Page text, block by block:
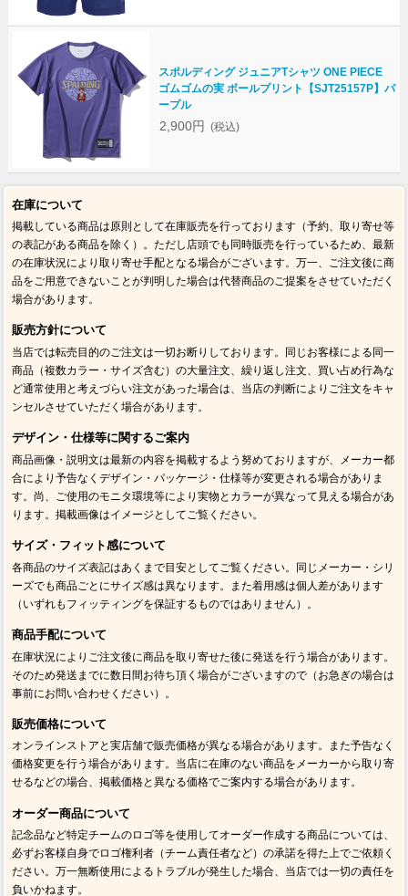
スポルディング ジュニアTシャツ ONE PIECE
ゴムゴムの実 ボールプリント【SJT25157P】パ
ープル
2,900円 (税込)
在庫について
掲載している商品は原則として在庫販売を行っております（予約、取り寄せ等
の表記がある商品を除く）。ただし店頭でも同時販売を行っているため、最新
の在庫状況により取り寄せ手配となる場合がございます。万一、ご注文後に商
品をご用意できないことが判明した場合は代替商品のご提案をさせていただく
場合があります。
販売方針について
当店では転売目的のご注文は一切お断りしております。同じお客様による同一
商品（複数カラー・サイズ含む）の大量注文、繰り返し注文、買い占め行為な
ど通常使用と考えづらい注文があった場合は、当店の判断によりご注文をキャ
ンセルさせていただく場合があります。
デザイン・仕様等に関するご案内
商品画像・説明文は最新の内容を掲載するよう努めておりますが、メーカー都
合により予告なくデザイン・パッケージ・仕様等が変更される場合がありま
す。尚、ご使用のモニタ環境等により実物とカラーが異なって見える場合があ
ります。掲載画像はイメージとしてご覧ください。
サイズ・フィット感について
各商品のサイズ表記はあくまで目安としてご覧ください。同じメーカー・シリ
ーズでも商品ごとにサイズ感は異なります。また着用感は個人差があります
（いずれもフィッティングを保証するものではありません）。
商品手配について
在庫状況によりご注文後に商品を取り寄せた後に発送を行う場合があります。
そのため発送までに数日間お待ち頂く場合がございますので（お急ぎの場合は
事前にお問い合わせください）。
販売価格について
オンラインストアと実店舗で販売価格が異なる場合があります。また予告なく
価格変更を行う場合があります。当店に在庫のない商品をメーカーから取り寄
せるなどの場合、掲載価格と異なる価格でご案内する場合があります。
オーダー商品について
記念品など特定チームのロゴ等を使用してオーダー作成する商品については、
必ずお客様自身でロゴ権利者（チーム責任者など）の承諾を得た上でご依頼く
ださい。万一無断使用によるトラブルが発生した場合、当店では一切の責任を
負いかねます。